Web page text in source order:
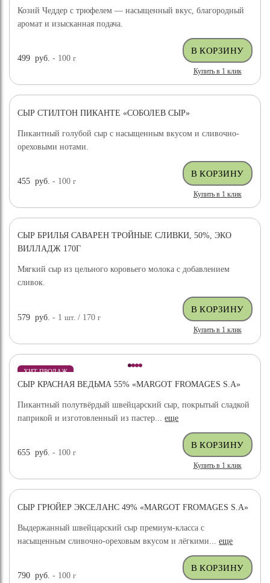
Козий Чеддер с трюфелем — насыщенный вкус, благородный
аромат и изысканная подача.
499 руб. - 100г
Купить в 1 клик
СЫР СТИЛТОН ПИКАНТЕ «СОБОЛЕВ СЫР»
Пикантный голубой сыр с насыщенным вкусом и сливочно-
ореховыми нотами.
455 руб. - 100г
Купить в 1 клик
СЫР БРИЛЬЯ САВАРЕН ТРОЙНЫЕ СЛИВКИ, 50%, ЭКО
ВИЛЛАДЖ 170Г
Мягкий сыр из цельного коровьего молока с добавлением
сливок.
579 руб. - 1шт. / 170г
Купить в 1 клик
ХИТ ПРОДАЖ
СЫР КРАСНАЯ ВЕДЬМА 55% «MARGOT FROMAGES S.A»
Пикантный полутвёрдый швейцарский сыр, покрытый сладкой
паприкой и изготовленный из пастер...еще
655 руб. - 100г
Купить в 1 клик
ХИТ ПРОДАЖ
СЫР ГРЮЙЕР ЭКСЕЛАНС 49% «MARGOT FROMAGES S.A»
Выдержанный швейцарский сыр премиум-класса с
насыщенным сливочно-ореховым вкусом и лёгкими...еще
790 руб. - 100г